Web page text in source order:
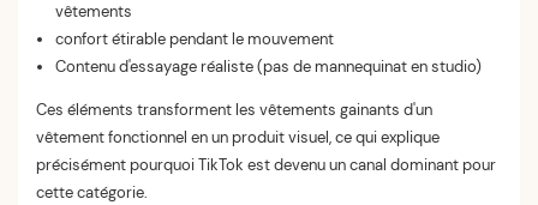
vêtements
confort étirable pendant le mouvement
Contenu d'essayage réaliste (pas de mannequinat en studio)
Ces éléments transforment les vêtements gainants d'un
vêtement fonctionnel en un produit visuel, ce qui explique
précisément pourquoi TikTok est devenu un canal dominant pour
cette catégorie.